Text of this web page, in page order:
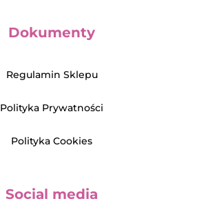
Dokumenty
Regulamin Sklepu
Polityka Prywatności
Polityka Cookies
Social media